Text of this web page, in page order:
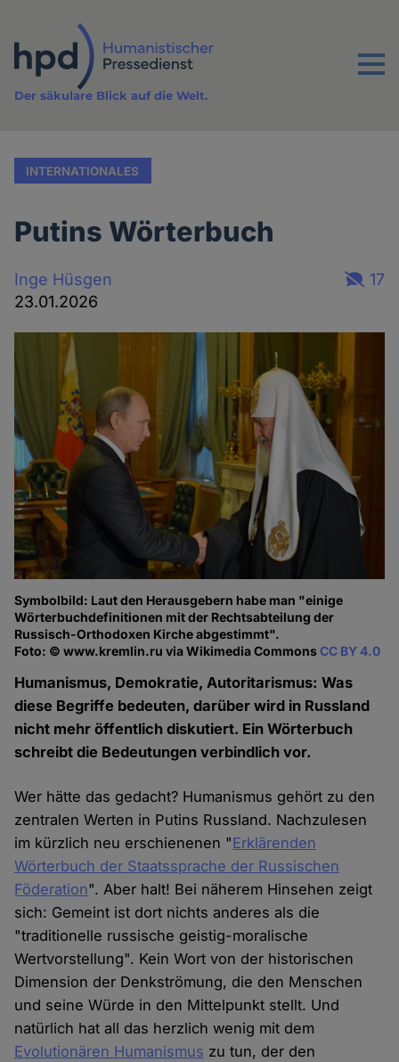
Inhalt
Menu
Der säkulare Blick auf die Welt.
INTERNATIONALES
Putins Wörterbuch
Inge Hüsgen
23.01.2026
17
Symbolbild: Laut den Herausgebern habe man "einige
Wörterbuchdefinitionen mit der Rechtsabteilung der
Russisch-Orthodoxen Kirche abgestimmt".
Foto: © www.kremlin.ru via Wikimedia CommonsCC BY 4.0
Humanismus, Demokratie, Autoritarismus: Was
diese Begriffe bedeuten, darüber wird in Russland
nicht mehr öffentlich diskutiert. Ein Wörterbuch
schreibt die Bedeutungen verbindlich vor.
Wer hätte das gedacht? Humanismus gehört zu den
zentralen Werten in Putins Russland. Nachzulesen
im kürzlich neu erschienenen "Erklärenden
Wörterbuch der Staatssprache der Russischen
Föderation". Aber halt! Bei näherem Hinsehen zeigt
sich: Gemeint ist dort nichts anderes als die
"traditionelle russische geistig-moralische
Wertvorstellung". Kein Wort von der historischen
Dimension der Denkströmung, die den Menschen
und seine Würde in den Mittelpunkt stellt. Und
natürlich hat all das herzlich wenig mit dem
Evolutionären Humanismus zu tun, der den